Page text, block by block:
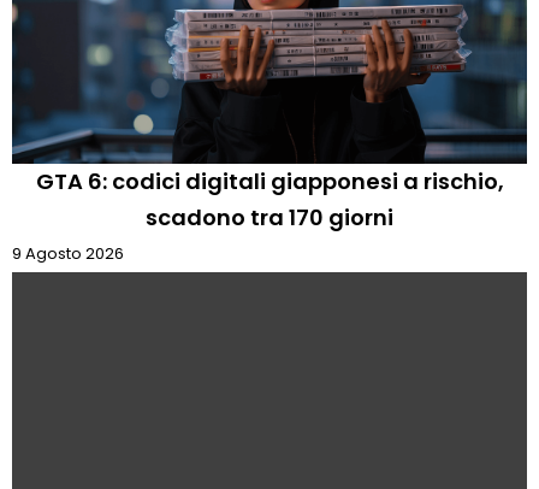
GTA 6: codici digitali giapponesi a rischio,
scadono tra 170 giorni
9 Agosto 2026